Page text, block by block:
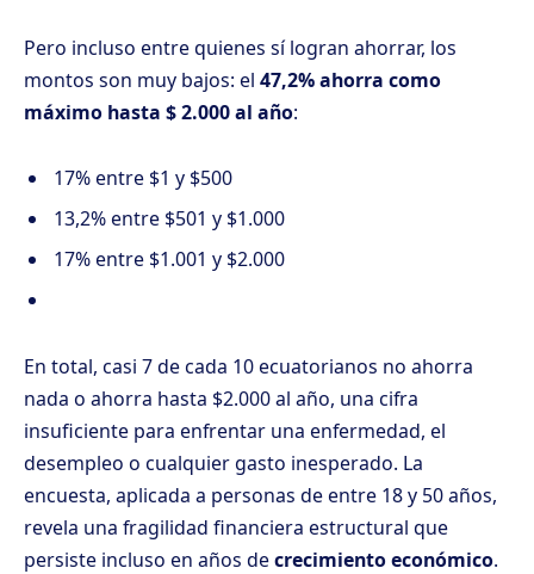
Pero incluso entre quienes sí logran ahorrar, los
montos son muy bajos: el 47,2% ahorra como
máximo hasta $ 2.000 al año:
17% entre $1 y $500
13,2% entre $501 y $1.000
17% entre $1.001 y $2.000
En total, casi 7 de cada 10 ecuatorianos no ahorra
nada o ahorra hasta $2.000 al año, una cifra
insuficiente para enfrentar una enfermedad, el
desempleo o cualquier gasto inesperado. La
encuesta, aplicada a personas de entre 18 y 50 años,
revela una fragilidad financiera estructural que
persiste incluso en años decrecimiento económico.